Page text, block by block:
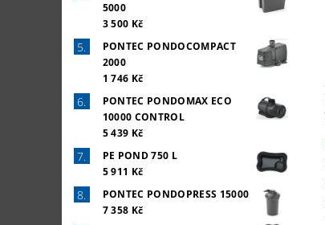
5000
3 500 Kč
PONTEC PONDOCOMPACT
2000
1 746 Kč
PONTEC PONDOMAX ECO
10000 CONTROL
5 439 Kč
PE POND 750 L
5 911 Kč
PONTEC PONDOPRESS 15000
7 358 Kč